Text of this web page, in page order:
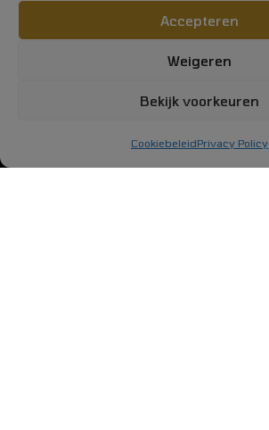
Accepteren
Weigeren
Bekijk voorkeuren
CookiebeleidPrivacy Policy
KVK: KVK 67901484